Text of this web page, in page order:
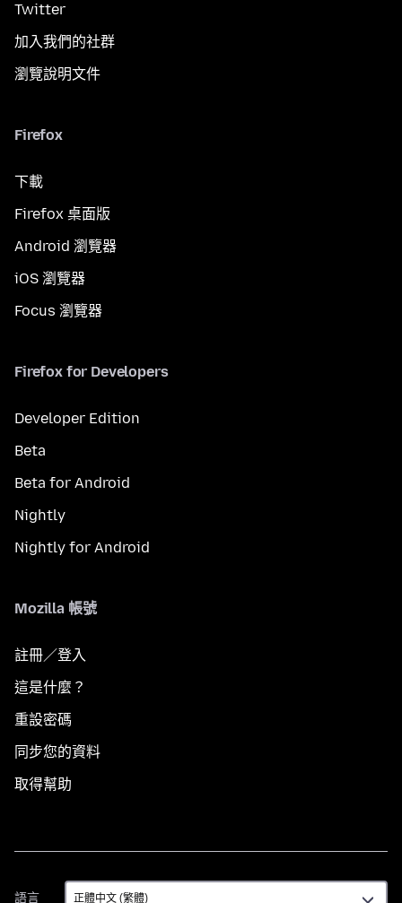
Twitter
加入我們的社群
瀏覽說明文件
Firefox
下載
Firefox 桌面版
Android 瀏覽器
iOS 瀏覽器
Focus 瀏覽器
Firefox for Developers
Developer Edition
Beta
Beta for Android
Nightly
Nightly for Android
Mozilla 帳號
註冊／登入
這是什麼？
重設密碼
同步您的資料
取得幫助
語言
語